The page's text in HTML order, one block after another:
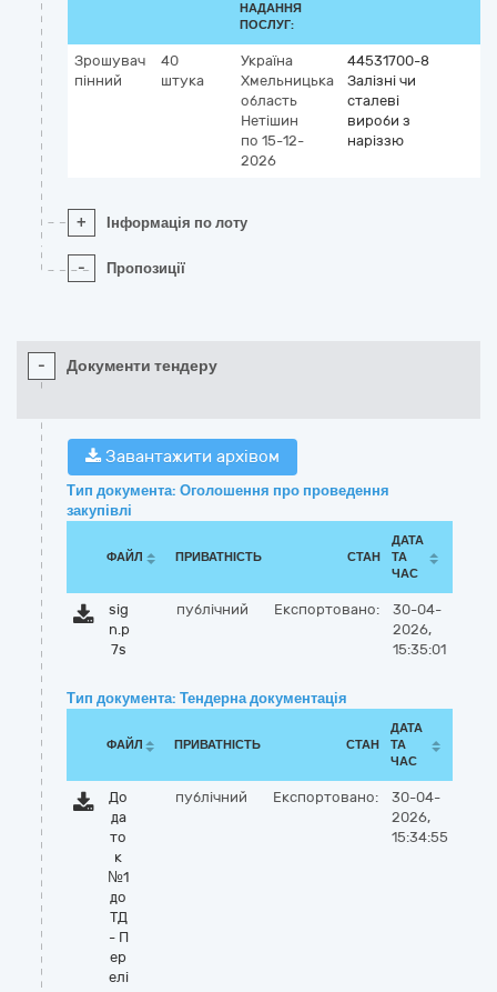
НАДАННЯ
ПОСЛУГ:
Зрошувач
пінний
40
штука
Україна
Хмельницька
область
Нетішин
по 15-12-
2026
44531700-8
Залізні чи
сталеві
вироби з
наріззю
+ Інформація по лоту
- Пропозиції
- Документи тендеру
Завантажити архівом
Тип документа: Оголошення про проведення
закупівлі
ФАЙЛ ПРИВАТНІСТЬ СТАН
ДАТА
ТА
ЧАС
sig
n.p
7s
публічний Експортовано:
30-04-
2026,
15:35:01
Тип документа: Тендерна документація
ФАЙЛ ПРИВАТНІСТЬ СТАН
ДАТА
ТА
ЧАС
До
да
то
к
№1
до
ТД
- П
ер
елі
публічний Експортовано:
30-04-
2026,
15:34:55